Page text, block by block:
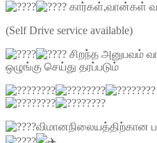
கார்கள்,வான்கள்
(Self Drive service available)
சிறந்த அனுபவம்
ஒழுங்கு செய்து தரப்படும்